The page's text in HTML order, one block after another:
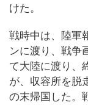
けた。
戦時中は、陸軍
ンに渡り、戦争
て大陸に渡り、
が、収容所を脱
の末帰国した。